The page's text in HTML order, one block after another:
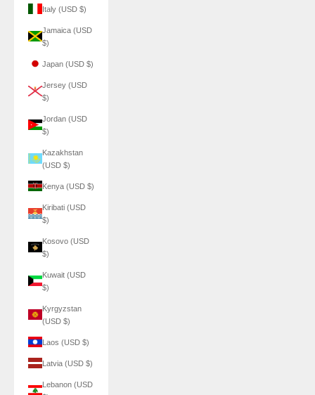
Italy (USD $)
Jamaica (USD
$)
Japan (USD $)
Jersey (USD
$)
Jordan (USD
$)
Kazakhstan
(USD $)
Kenya (USD $)
Kiribati (USD
$)
Kosovo (USD
$)
Kuwait (USD
$)
Kyrgyzstan
(USD $)
Laos (USD $)
Latvia (USD $)
Lebanon (USD